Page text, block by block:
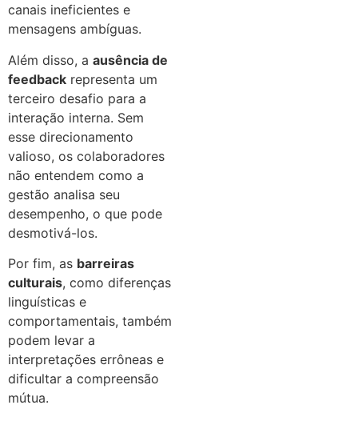
canais ineficientes e
mensagens ambíguas.
Além disso, a ausência de
feedback representa um
terceiro desafio para a
interação interna. Sem
esse direcionamento
valioso, os colaboradores
não entendem como a
gestão analisa seu
desempenho, o que pode
desmotivá-los.
Por fim, as barreiras
culturais, como diferenças
linguísticas e
comportamentais, também
podem levar a
interpretações errôneas e
dificultar a compreensão
mútua.